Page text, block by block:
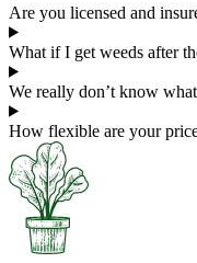
Are you licensed and
What if I get weeds after
We really don’t know
How flexible are your